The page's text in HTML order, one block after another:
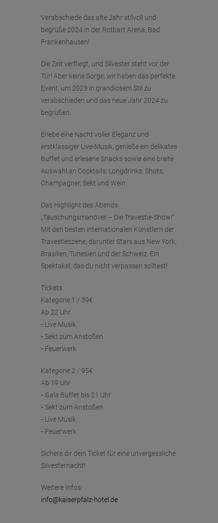
Verabschiede das alte Jahr stilvoll und
begrüße 2024 in der Rotbart Arena, Bad
Frankenhausen!
Die Zeit verfliegt, und Silvester steht vor der
Tür! Aber keine Sorge, wir haben das perfekte
Event, um 2023 in grandiosem Stil zu
verabschieden und das neue Jahr 2024 zu
begrüßen.
Erlebe eine Nacht voller Eleganz und
erstklassiger Live-Musik, genieße ein delikates
Buffet und erlesene Snacks sowie eine breite
Auswahl an Cocktails, Longdrinks, Shots,
Champagner, Sekt und Wein.
Das Highlight des Abends:
„Täuschungsmanöver – Die Travestie-Show!“
Mit den besten internationalen Künstlern der
Travestieszene, darunter Stars aus New York,
Brasilien, Tunesien und der Schweiz. Ein
Spektakel, das du nicht verpassen solltest!
Tickets:
Kategorie 1 / 39€
Ab 22 Uhr
• Live Musik
• Sekt zum Anstoßen
• Feuerwerk
Kategorie 2 / 95€
Ab 19 Uhr
• Gala Buffet bis 21 Uhr
• Sekt zum Anstoßen
• Live Musik
• Feuerwerk
Sichere dir dein Ticket für eine unvergessliche
Silvesternacht!
Weitere Infos:
info@kaiserpfalz-hotel.de